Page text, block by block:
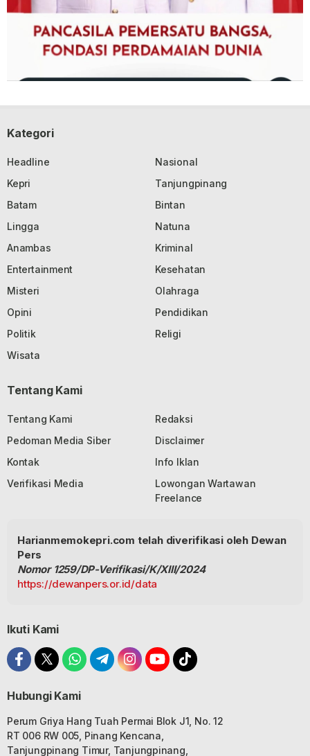
Kategori
Headline
Nasional
Kepri
Tanjungpinang
Batam
Bintan
Lingga
Natuna
Anambas
Kriminal
Entertainment
Kesehatan
Misteri
Olahraga
Opini
Pendidikan
Politik
Religi
Wisata
Tentang Kami
Tentang Kami
Redaksi
Pedoman Media Siber
Disclaimer
Kontak
Info Iklan
Verifikasi Media
Lowongan Wartawan
Freelance
Harianmemokepri.com telah diverifikasi oleh Dewan
Pers
Nomor 1259/DP-Verifikasi/K/XIII/2024
https://dewanpers.or.id/data
Ikuti Kami
Hubungi Kami
Perum Griya Hang Tuah Permai Blok J1, No. 12
RT 006 RW 005, Pinang Kencana,
Tanjungpinang Timur, Tanjungpinang,